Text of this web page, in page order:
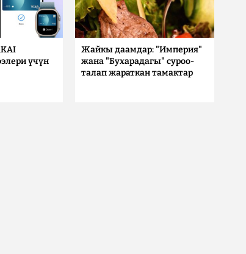
үчүн
Жайкы даамдар: "Империя"
жана "Бухарадагы" суроо-
талап жараткан тамактар